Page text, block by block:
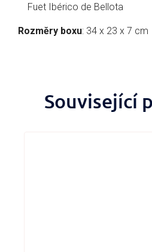
Související
Fuet Ibérico de Bellota
Rozměry boxu: 34 x 23 x 7 cm